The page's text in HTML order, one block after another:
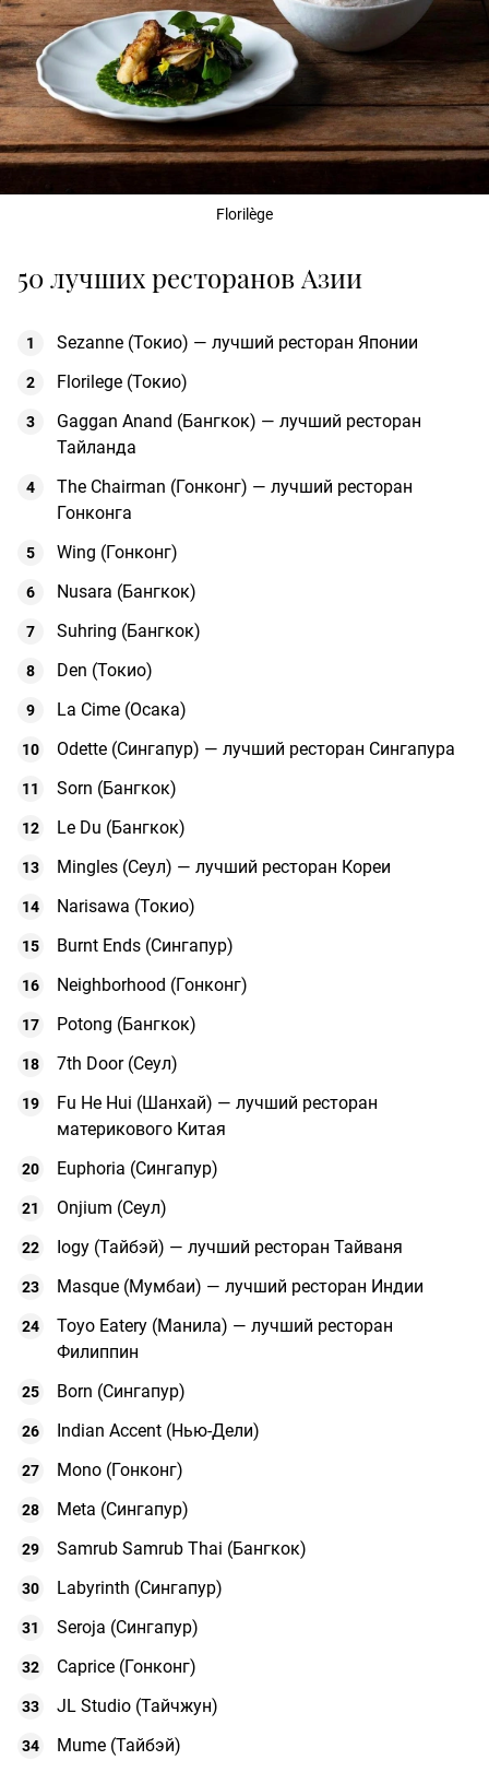
Florilège
50 лучших ресторанов Азии
Sezanne (Токио) — лучший ресторан Японии
Florilege (Токио)
Gaggan Anand (Бангкок) — лучший ресторан
Тайланда
The Chairman (Гонконг) — лучший ресторан
Гонконга
Wing (Гонконг)
Nusara (Бангкок)
Suhring (Бангкок)
Den (Токио)
La Cime (Осака)
Odette (Сингапур) — лучший ресторан Сингапура
Sorn (Бангкок)
Le Du (Бангкок)
Mingles (Сеул) — лучший ресторан Кореи
Narisawa (Токио)
Burnt Ends (Сингапур)
Neighborhood (Гонконг)
Potong (Бангкок)
7th Door (Сеул)
Fu He Hui (Шанхай) — лучший ресторан
материкового Китая
Euphoria (Сингапур)
Onjium (Сеул)
Iogy (Тайбэй) — лучший ресторан Тайваня
Masque (Мумбаи) — лучший ресторан Индии
Toyo Eatery (Манила) — лучший ресторан
Филиппин
Born (Сингапур)
Indian Accent (Нью-Дели)
Mono (Гонконг)
Meta (Сингапур)
Samrub Samrub Thai (Бангкок)
Labyrinth (Сингапур)
Seroja (Сингапур)
Caprice (Гонконг)
JL Studio (Тайчжун)
Mume (Тайбэй)